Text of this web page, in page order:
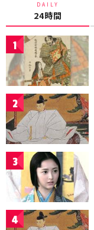
DAILY
24時間
1
2
3
4